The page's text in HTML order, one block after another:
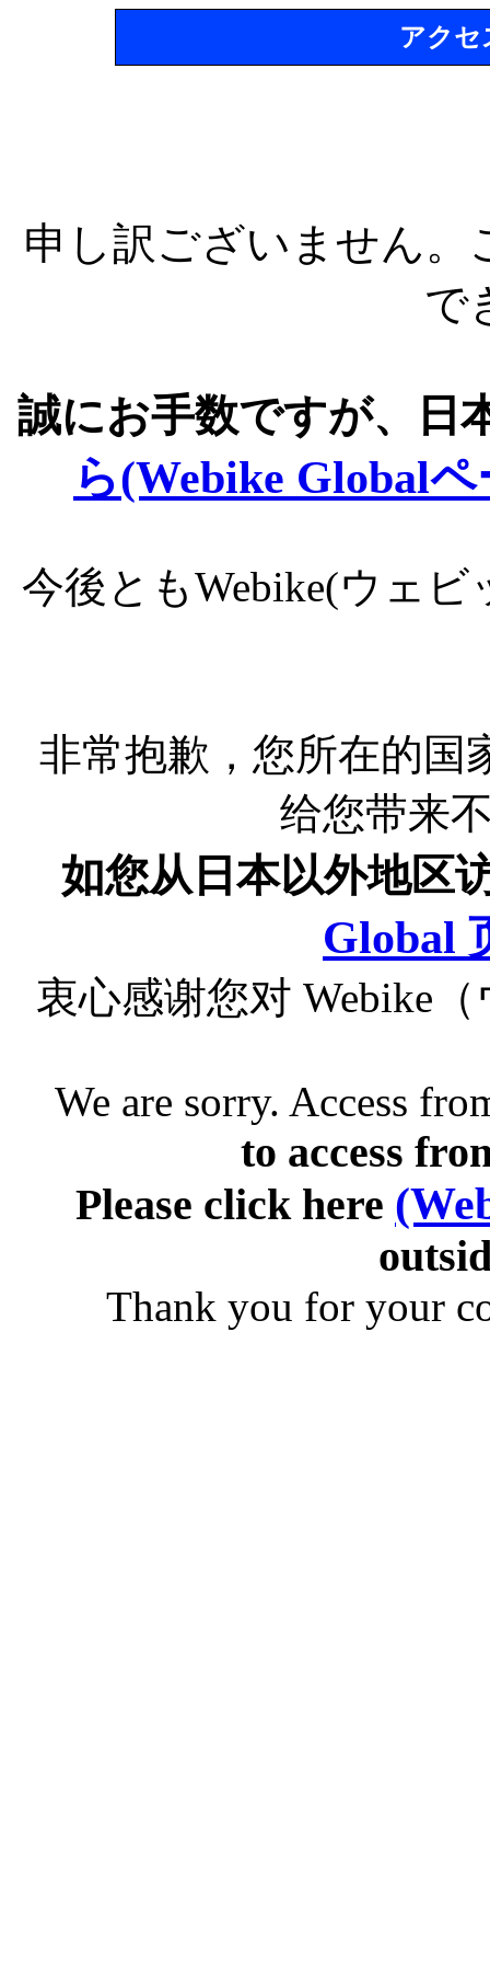
アクセ
申し訳ございません
で
誠にお手数ですが、日
ら(Webike Global
今後ともWebike(ウェ
非常抱歉，您所在的国
给您带来
如您从日本以外地区
Global
衷心感谢您对 Webike
We are sorry. Access
to access
Please click here
Thank you for your